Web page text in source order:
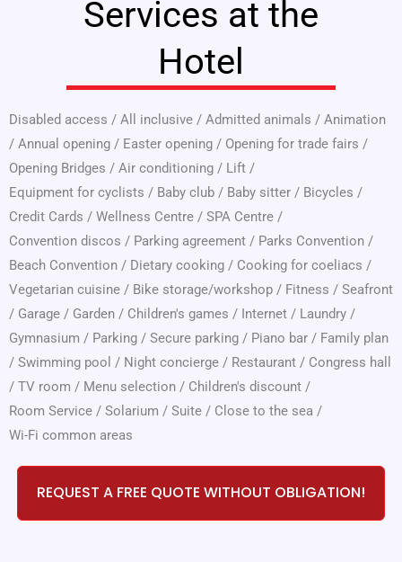
Services at the
Hotel
Disabled access / All inclusive / Admitted animals / Animation
/ Annual opening / Easter opening / Opening for trade fairs /
Opening Bridges / Air conditioning / Lift /
Equipment for cyclists / Baby club / Baby sitter / Bicycles /
Credit Cards / Wellness Centre / SPA Centre /
Convention discos / Parking agreement / Parks Convention /
Beach Convention / Dietary cooking / Cooking for coeliacs /
Vegetarian cuisine / Bike storage/workshop / Fitness / Seafront
/ Garage / Garden / Children's games / Internet / Laundry /
Gymnasium / Parking / Secure parking / Piano bar / Family plan
/ Swimming pool / Night concierge / Restaurant / Congress hall
/ TV room / Menu selection / Children's discount /
Room Service / Solarium / Suite / Close to the sea /
Wi-Fi common areas
REQUEST A FREE QUOTE WITHOUT OBLIGATION!